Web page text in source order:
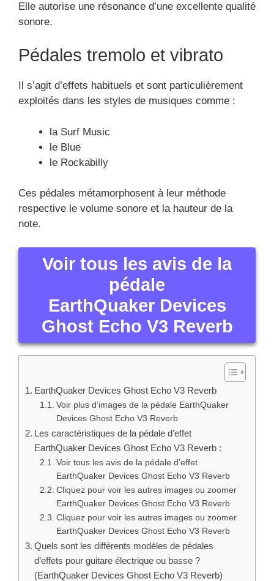
Elle autorise une résonance d’une excellente qualité
sonore.
Pédales tremolo et vibrato
Il s’agit d’effets habituels et sont particulièrement
exploités dans les styles de musiques comme :
la Surf Music
le Blue
le Rockabilly
Ces pédales métamorphosent à leur méthode
respective le volume sonore et la hauteur de la
note.
Voir tous les avis de la
pédale
EarthQuaker Devices
Ghost Echo V3 Reverb
EarthQuaker Devices Ghost Echo V3 Reverb
Voir plus d’images de la pédale EarthQuaker
Devices Ghost Echo V3 Reverb
Les caractéristiques de la pédale d’effet
EarthQuaker Devices Ghost Echo V3 Reverb :
Voir tous les avis de la pédale d’effet
EarthQuaker Devices Ghost Echo V3 Reverb
Cliquez pour voir les autres images ou zoomer
EarthQuaker Devices Ghost Echo V3 Reverb
Cliquez pour voir les autres images ou zoomer
EarthQuaker Devices Ghost Echo V3 Reverb
Quels sont les différents modèles de pédales
d’effets pour guitare électrique ou basse ?
(EarthQuaker Devices Ghost Echo V3 Reverb)